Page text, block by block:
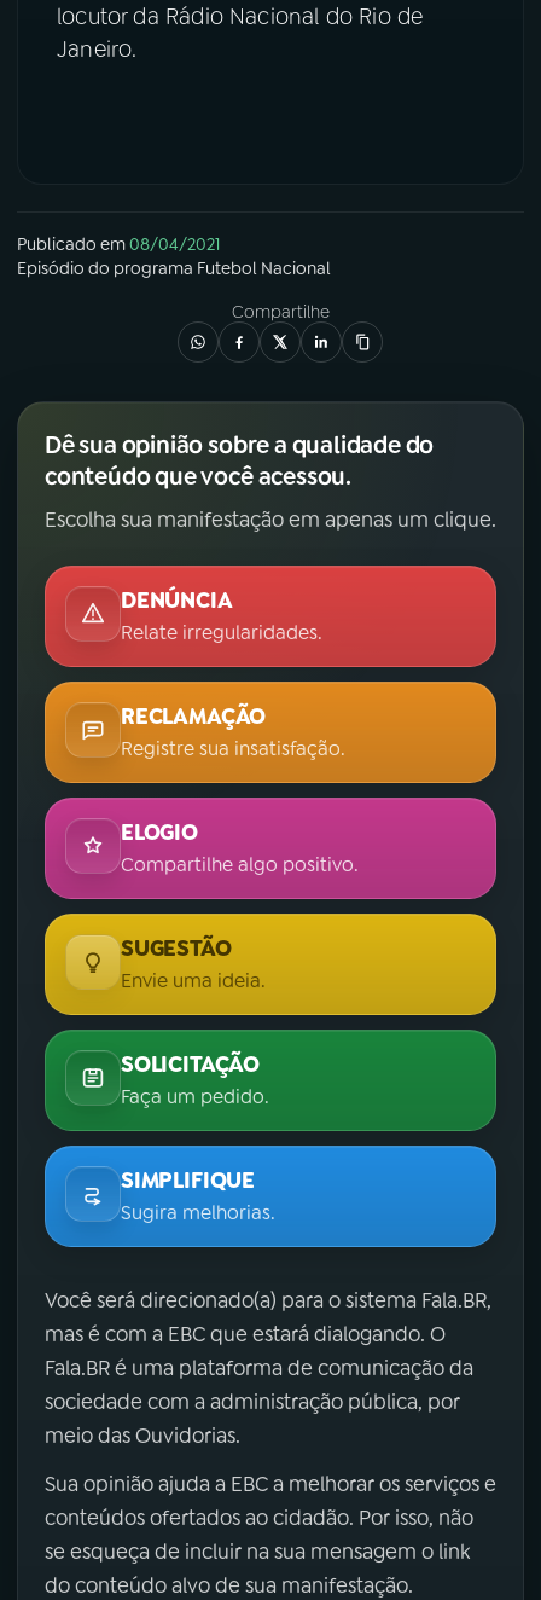
TikTok
locutor da Rádio Nacional do Rio de
Janeiro.
Publicado em08/04/2021
Episódio do programa Futebol Nacional
Compartilhe
Dê sua opinião sobre a qualidade do
conteúdo que você acessou.
Escolha sua manifestação em apenas um clique.
DENÚNCIA
Relate irregularidades.
RECLAMAÇÃO
Registre sua insatisfação.
ELOGIO
Compartilhe algo positivo.
SUGESTÃO
Envie uma ideia.
SOLICITAÇÃO
Faça um pedido.
SIMPLIFIQUE
Sugira melhorias.
Você será direcionado(a) para o sistema Fala.BR,
mas é com a EBC que estará dialogando. O
Fala.BR é uma plataforma de comunicação da
sociedade com a administração pública, por
meio das Ouvidorias.
Sua opinião ajuda a EBC a melhorar os serviços e
conteúdos ofertados ao cidadão. Por isso, não
se esqueça de incluir na sua mensagem o link
do conteúdo alvo de sua manifestação.